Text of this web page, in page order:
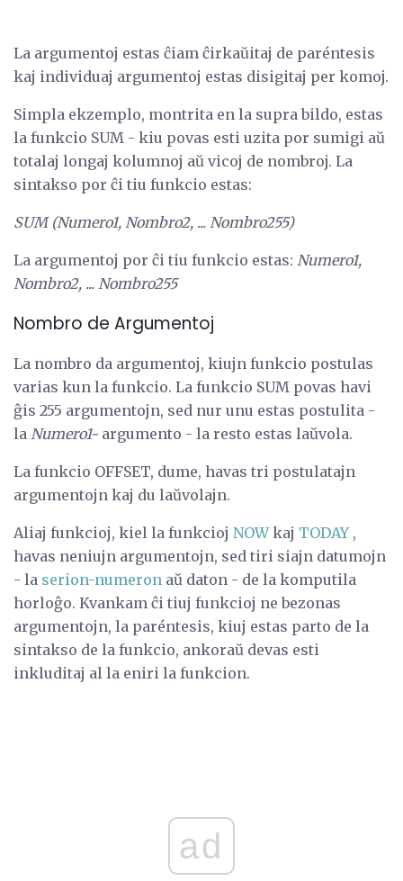
La argumentoj estas ĉiam ĉirkaŭitaj de paréntesis
kaj individuaj argumentoj estas disigitaj per komoj.
Simpla ekzemplo, montrita en la supra bildo, estas
la funkcio SUM - kiu povas esti uzita por sumigi aŭ
totalaj longaj kolumnoj aŭ vicoj de nombroj. La
sintakso por ĉi tiu funkcio estas:
SUM (Numero1, Nombro2, ... Nombro255)
La argumentoj por ĉi tiu funkcio estas: Numero1,
Nombro2, ... Nombro255
Nombro de Argumentoj
La nombro da argumentoj, kiujn funkcio postulas
varias kun la funkcio. La funkcio SUM povas havi
ĝis 255 argumentojn, sed nur unu estas postulita -
la Numero1- argumento - la resto estas laŭvola.
La funkcio OFFSET, dume, havas tri postulatajn
argumentojn kaj du laŭvolajn.
Aliaj funkcioj, kiel la funkcioj NOWkaj TODAY,
havas neniujn argumentojn, sed tiri siajn datumojn
- la serion-numeron aŭ daton - de la komputila
horloĝo. Kvankam ĉi tiuj funkcioj ne bezonas
argumentojn, la paréntesis, kiuj estas parto de la
sintakso de la funkcio, ankoraŭ devas esti
inkluditaj al la eniri la funkcion.
ad